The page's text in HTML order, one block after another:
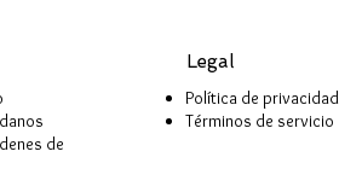
de
Legal
Política de privacidad
Términos de servicio